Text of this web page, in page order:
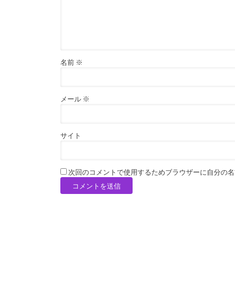
名前 ※
メール ※
サイト
次回のコメントで使用するためブラウザーに自分の